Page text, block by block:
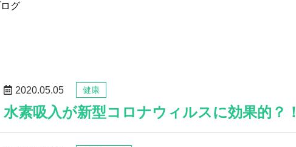
グ
2020.05.05 健康
水素吸入が新型コロナウィルスに効果的？！